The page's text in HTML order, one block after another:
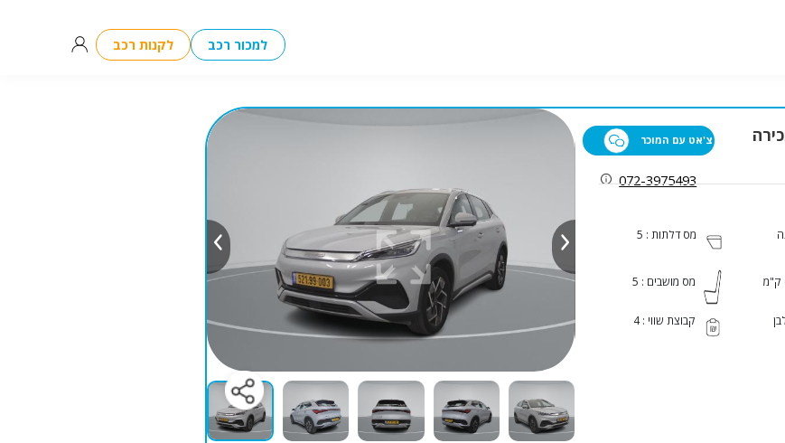
למכור רכב לקנות רכב
צ'אט עם המוכר
072-3975493
מס דלתות : 5
מס מושבים : 5
קבוצת שווי : 4